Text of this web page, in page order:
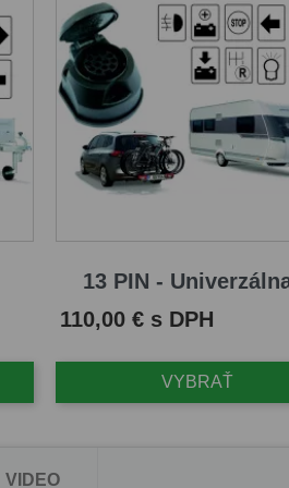
13 PIN -
Cena
110,00 € s DPH
VYBRAŤ
VIDEO